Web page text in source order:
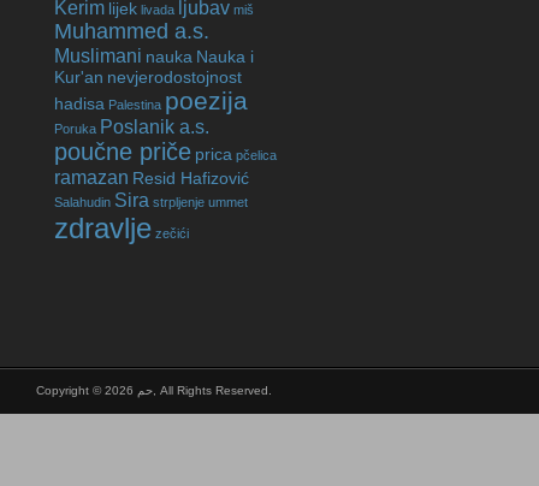
Kerim lijek livada ljubav miš
Muhammed a.s.
Muslimani nauka Nauka i
Kur'an nevjerodostojnost
hadisa Palestina poezija
Poruka Poslanik a.s.
poučne priče prica pčelica
ramazan Resid Hafizović
Salahudin Sira strpljenje ummet
zdravlje zečići
Copyright © 2026 حم, All Rights Reserved.